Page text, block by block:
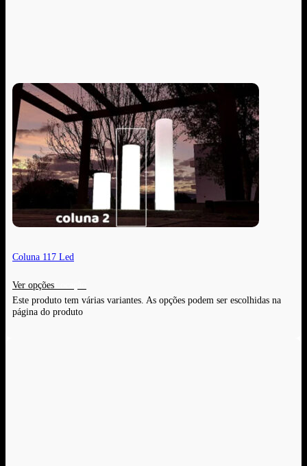
Coluna 117 Led
Ver opções
Este produto tem várias variantes. As opções podem ser escolhidas na
página do produto